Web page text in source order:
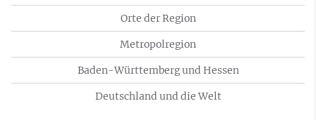
Orte der Region
Metropolregion
Baden-Württemberg und Hessen
Deutschland und die Welt